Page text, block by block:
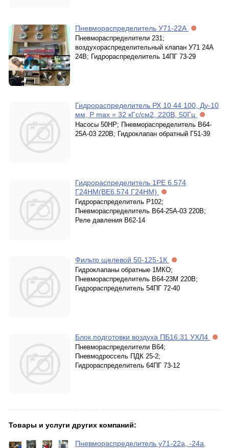
Пневмораспределитель У71-22А
Пневмораспределители 231;
воздухораспределительный клапан У71 24А
24В; Гидрораспределитель 14ПГ 73-29
Гидрораспределитель РХ 10 44 100, Ду-10
мм, Р max = 32 кГс/см2, 220В, 50Гц
Насосы 50НР; Пневмораспределитель В64-
25А-03 220В; Гидроклапан обратный Г51-39
Гидрораспределитель 1РE 6.574
Г24НМ(ВЕ6.574 Г24НМ)
Гидрораспределитель Р102;
Пневмораспределитель В64-25А-03 220В;
Реле давления В62-14
Фильтр щелевой 50-125-1К
Гидроклапаны обратные 1МКО;
Пневмораспределитель В64-23М 220В;
Гидрораспределитель 54ПГ 72-40
Блок подготовки воздуха ПБ16.31 УХЛ4
Пневмораспределители В64;
Пневмодроссель ПДК 25-2;
Гидрораспределитель 64ПГ 73-12
Товары и услуги других компаний:
Пневмораспределитель у71-22а, -24а,